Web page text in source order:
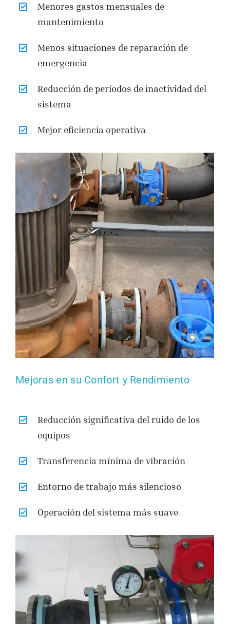
Menores gastos mensuales de
mantenimiento
Menos situaciones de reparación de
emergencia
Reducción de períodos de inactividad del
sistema
Mejor eficiencia operativa
Mejoras en su Confort y Rendimiento
Reducción significativa del ruido de los
equipos
Transferencia mínima de vibración
Entorno de trabajo más silencioso
Operación del sistema más suave